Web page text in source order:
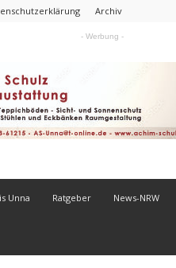
Archiv
- Werbung -
Unna Ratgeber News-NRW